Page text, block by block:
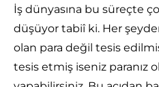
İş dünyasına bu süreçte
düşüyor tabiî ki. Her
olan para değil tesis
tesis etmiş iseniz paranız